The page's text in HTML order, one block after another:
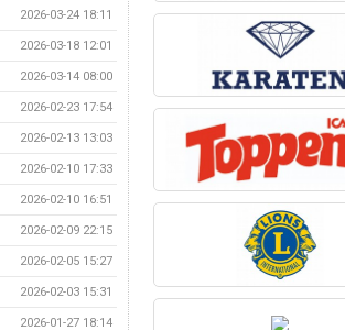
2026-03-24 18:11
2026-03-18 12:01
2026-03-14 08:00
2026-02-23 17:54
2026-02-13 13:03
2026-02-10 17:33
2026-02-10 16:51
2026-02-09 22:15
2026-02-05 15:27
2026-02-03 15:31
2026-01-27 18:14